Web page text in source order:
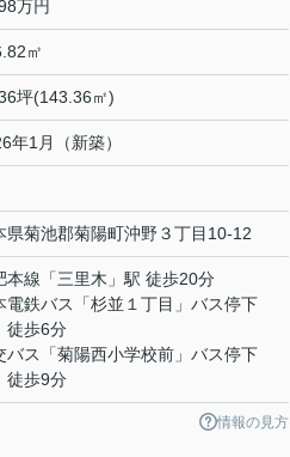
万円
㎡
坪(143.36㎡)
年1月（新築）
県菊池郡菊陽町沖野３丁目10-12
本線 「三里木 」駅 徒歩20分
電鉄バス「杉並１丁目」バス停下
歩6分
バス「菊陽西小学校前」バス停下
歩9分
情報の見方